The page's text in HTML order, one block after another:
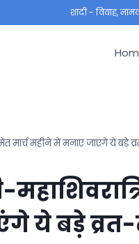
शादी - विवाह,
मार्च महीने में मनाए जाएंगे ये बड़े
ये बड़े व्रत-